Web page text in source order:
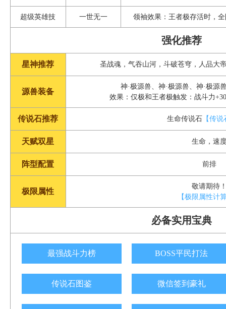
超级英雄技 一世无一 领袖效果：王者极存活时，
强化推荐
星神推荐 圣战魂，气吞山河，斗破苍穹，人品大
源兽装备
神·极源兽、神·极源兽、神·极源
效果：仅极和王者极触发：战斗力
传说石推荐 生命传说石 【传
天赋双星 生命，速
阵型配置 前排
极限属性
敬请期待
【极限属性计
必备实用宝典
最强战斗力榜 BOSS平民打法
传说石图鉴 微信签到豪礼